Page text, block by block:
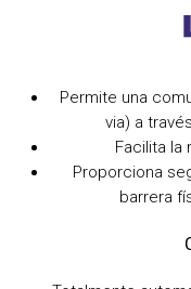
Permite una
via) a
Facilita la
Proporciona
barrera